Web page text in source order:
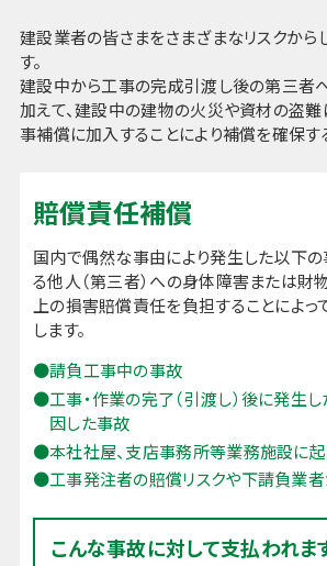
建設業者の皆さまをさまざまなリスクから
す。
建設中から工事の完成引渡し後の第三者
加えて、建設中の建物の火災や資材の盗
事補償に加入することにより補償を確保す
賠償責任補償
国内で偶然な事由により発生した以下
る他人（第三者）への身体障害または財
上の損害賠償責任を負担することによ
します。
請負工事中の事故
工事・作業の完了（引渡し）後に発生
因した事故
本社社屋、支店事務所等業務施設に
工事発注者の賠償リスクや下請負業
こんな事故に対して支払われま